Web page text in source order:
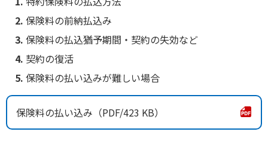
保険料の前納払込み
保険料の払込猶予期間・契約の失効など
契約の復活
保険料の払い込みが難しい場合
保険料の払い込み 423 KB